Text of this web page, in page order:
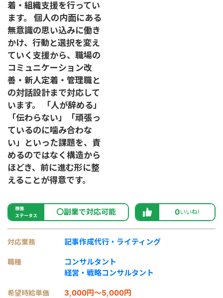
着・組織支援を行ってい
ます。 個人の内面にある
無意識の思い込みに働き
かけ、行動と選択を変え
ていく支援から、職場の
コミュニケーション改
善・新人定着・管理職と
の対話設計まで対応して
います。 「人が辞める」
「伝わらない」「頑張っ
ているのに噛み合わな
い」といった課題を、責
めるのではなく構造から
ほどき、前に進む形に整
えることが得意です。
稼働
ステータス
〇副業で対応可能 0いいね!
対応業務 記事作成代行・ライティング
職種
コンサルタント
経営・戦略コンサルタント
希望時給単価 3,000円～5,000円